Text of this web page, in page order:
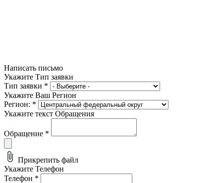
Написать письмо
Укажите Тип заявки
Тип заявки *
Укажите Ваш Регион
Регион: *
Укажите текст Обращения
Обращение *
Прикрепить файл
Укажите Телефон
Телефон *